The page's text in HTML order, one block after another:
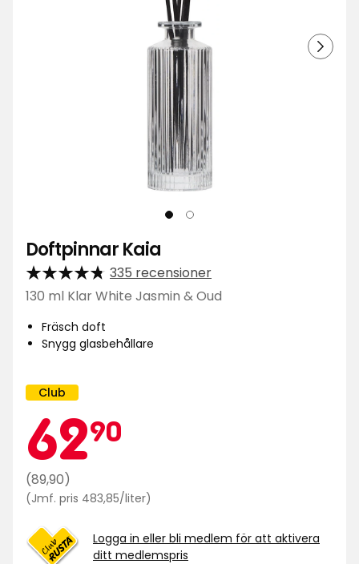
Doftpinnar Kaia
335 recensioner
130 ml Klar White Jasmin & Oud
Fräsch doft
Snygg glasbehållare
Kampanj
Club
Medlemspris
6290
kr
Ordinarie
pris
kr
(89,90)
(Jmf. pris 483,85/liter)
/liter
Logga in eller bli medlem för att aktivera
ditt medlemspris